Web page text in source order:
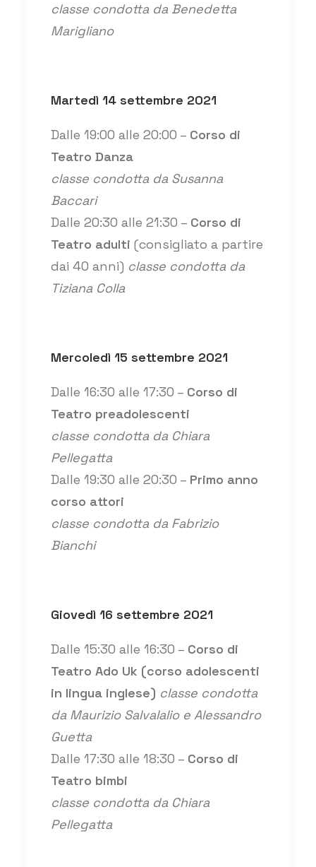
classe condotta da Benedetta
Marigliano
Martedì 14 settembre 2021
Dalle 19:00 alle 20:00 – Corso di
Teatro Danza
classe condotta da Susanna
Baccari
Dalle 20:30 alle 21:30 – Corso di
Teatro adulti (consigliato a partire
dai 40 anni) classe condotta da
Tiziana Colla
Mercoledì 15 settembre 2021
Dalle 16:30 alle 17:30 – Corso di
Teatro preadolescenti
classe condotta da Chiara
Pellegatta
Dalle 19:30 alle 20:30 – Primo anno
corso attori
classe condotta da Fabrizio
Bianchi
Giovedì 16 settembre 2021
Dalle 15:30 alle 16:30 – Corso di
Teatro Ado Uk (corso adolescenti
in lingua inglese) classe condotta
da Maurizio Salvalalio e Alessandro
Guetta
Dalle 17:30 alle 18:30 – Corso di
Teatro bimbi
classe condotta da Chiara
Pellegatta